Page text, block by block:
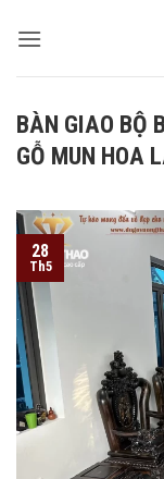
qua
BÀN GIAO BỘ
GỖ MUN HOA
28
Th5